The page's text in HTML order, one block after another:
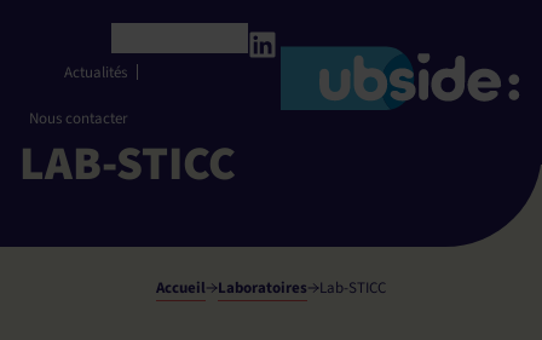
Actualités
Nous contacter
LAB-STICC
Accueil Laboratoires Lab-STICC